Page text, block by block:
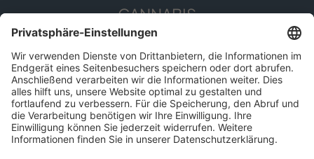
CANNABIS
Die Pflanze
Anwendungsgebiete
Cannabis erleben
Cannabis Anbau
SERVICE